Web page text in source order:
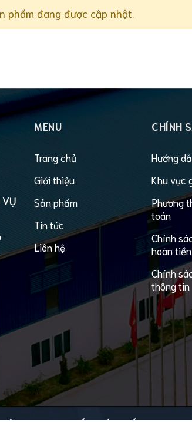
phẩm đang được cập nhật.
MENU
Trang chủ
Giới thiệu
Sản phẩm
Tin tức
Liên hệ
CHÍNH
Hướng
Khu vực
Phương
toán
Chính
hoàn tiền
Chính
thông tin